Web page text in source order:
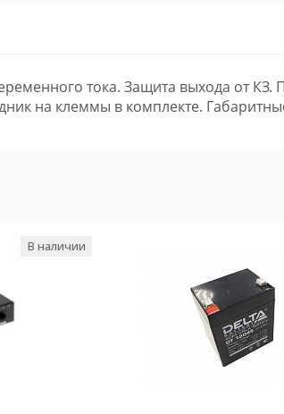
тока. Защита выхода от
на клеммы в комплекте.
В наличии